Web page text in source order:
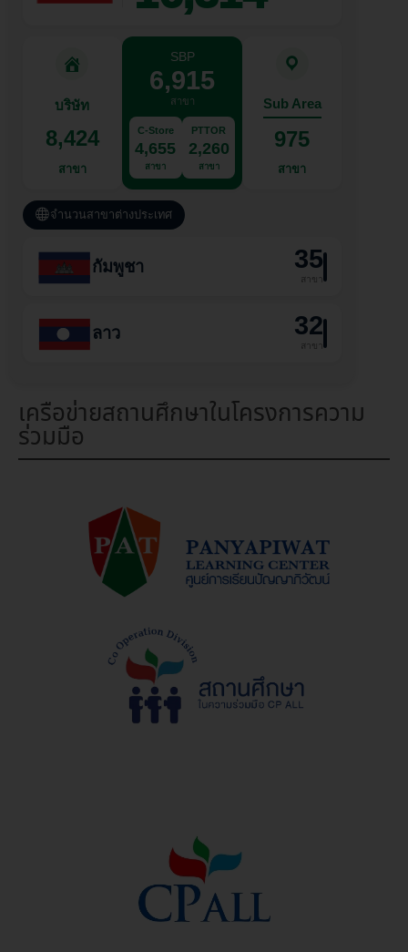
บริษัท
8,424
สาขา
SBP
6,915
สาขา
C-Store
4,655
สาขา
PTTOR
2,260
สาขา
Sub Area
975
สาขา
จำนวนสาขาต่างประเทศ
กัมพูชา 35
สาขา
ลาว 32
สาขา
เครือข่ายสถานศึกษาในโครงการความ
ร่วมมือ